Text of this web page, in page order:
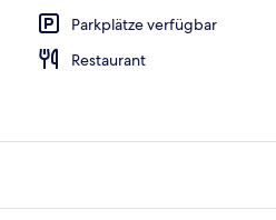
Parkplätze verfügbar
Restaurant